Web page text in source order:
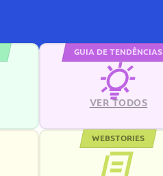
GUIA DE TENDÊNCIAS
VER TODOS
WEBSTORIES